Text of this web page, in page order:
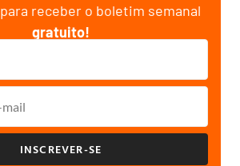
para receber o boletim semanal
gratuito!
INSCREVER-SE